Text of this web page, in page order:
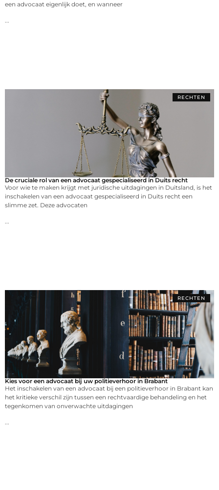
een advocaat eigenlijk doet, en wanneer
RECHTEN
De cruciale rol van een advocaat gespecialiseerd in Duits recht
Voor wie te maken krijgt met juridische uitdagingen in Duitsland, is het
inschakelen van een advocaat gespecialiseerd in Duits recht een
slimme zet. Deze advocaten
RECHTEN
Kies voor een advocaat bij uw politieverhoor in Brabant
Het inschakelen van een advocaat bij een politieverhoor in Brabant kan
het kritieke verschil zijn tussen een rechtvaardige behandeling en het
tegenkomen van onverwachte uitdagingen